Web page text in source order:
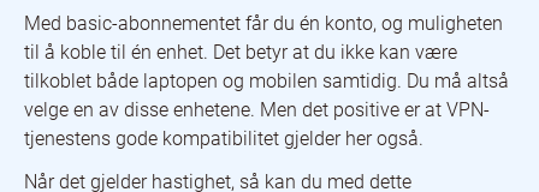
Med basic-abonnementet får du én konto, og muligheten
til å koble til én enhet. Det betyr at du ikke kan være
tilkoblet både laptopen og mobilen samtidig. Du må altså
velge en av disse enhetene. Men det positive er at VPN-
tjenestens gode kompatibilitet gjelder her også.
Når det gjelder hastighet, så kan du med dette